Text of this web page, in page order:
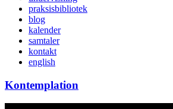
praksisbibliotek
blog
kalender
samtaler
kontakt
english
Kontemplation